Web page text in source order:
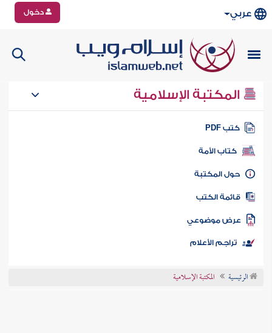
عربي دخول
المكتبة الإسلامية
كتب PDF
كتاب الأمة
المكتبة
الكتب
موضوعي
تراجم الأعلام
الرئيسية المكتبة الإسلامية